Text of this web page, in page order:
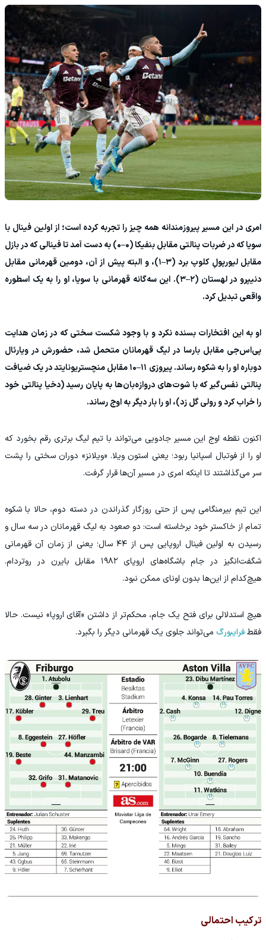
امری در این مسیر پیروزمندانه همه چیز را تجربه کرده است؛ از اولین فینال با
سویا که در ضربات پنالتی مقابل بنفیکا (۰–۰) به دست آمد تا فینالی که در بازل
مقابل لیورپولِ کلوپ برد (۳–۱)، و البته پیش از آن، دومین قهرمانی مقابل
دنیپرو در لهستان (۲–۳). این سه‌گانه قهرمانی با سویا، او را به یک اسطوره
واقعی تبدیل کرد.
او به این افتخارات بسنده نکرد و با وجود شکست سختی که در زمان هدایت
پی‌اس‌جی مقابل بارسا در لیگ قهرمانان متحمل شد، حضورش در ویارئال
دوباره او را به شکوه رساند. پیروزی ۱۱–۱۰ مقابل منچستریونایتد در یک ضیافت
پنالتی نفس‌گیر که با شوت‌های دروازه‌بان‌ها به پایان رسید (دخیا پنالتی خود
را خراب کرد و رولی گل زد)، او را بار دیگر به اوج رساند.
اکنون نقطه اوج این مسیر جادویی می‌تواند با تیم لیگ برتری رقم بخورد که
او را از فوتبال اسپانیا ربود؛ یعنی استون ویلا. «ویلانز» دوران سختی را پشت
سر می‌گذاشتند تا اینکه امری در مسیر آن‌ها قرار گرفت.
این تیم بیرمنگامی پس از حتی روزگار گذراندن در دسته دوم، حالا با شکوه
تمام از خاکستر خود برخاسته است: دو صعود به لیگ قهرمانان در سه سال و
رسیدن به اولین فینال اروپایی پس از ۴۴ سال؛ یعنی از زمان آن قهرمانی
شگفت‌انگیز در جام باشگاه‌های اروپای ۱۹۸۲ مقابل بایرن در روتردام.
هیچ‌کدام از این‌ها بدون اونای ممکن نبود.
هیچ استدلالی برای فتح یک جام، محکم‌تر از داشتن «آقای اروپا» نیست. حالا
فقطفرایبورگ می‌تواند جلوی یک قهرمانی دیگر را بگیرد.
ترکیب احتمالی